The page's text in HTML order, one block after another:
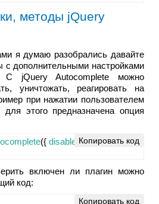
методы jQuery
я думаю разобрались давайте
с дополнительными настройками
С jQuery Autocomplete можно
уничтожать, реагировать на
при нажатии пользователем
для этого предназначена опция
({ disabled: true });
Копировать код
включен ли плагин можно
код:
Копировать код